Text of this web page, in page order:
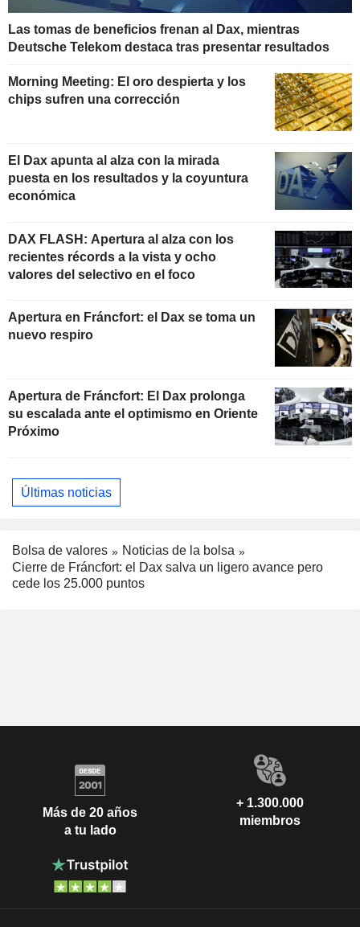
Las tomas de beneficios frenan al Dax, mientras
Deutsche Telekom destaca tras presentar resultados
Morning Meeting: El oro despierta y los
chips sufren una corrección
El Dax apunta al alza con la mirada
puesta en los resultados y la coyuntura
económica
DAX FLASH: Apertura al alza con los
recientes récords a la vista y ocho
valores del selectivo en el foco
Apertura en Fráncfort: el Dax se toma un
nuevo respiro
Apertura de Fráncfort: El Dax prolonga
su escalada ante el optimismo en Oriente
Próximo
Últimas noticias
Bolsa de valores
Noticias de la bolsa
Cierre de Fráncfort: el Dax salva un ligero avance pero
cede los 25.000 puntos
Más de 20 años
a tu lado
+ 1.300.000
miembros